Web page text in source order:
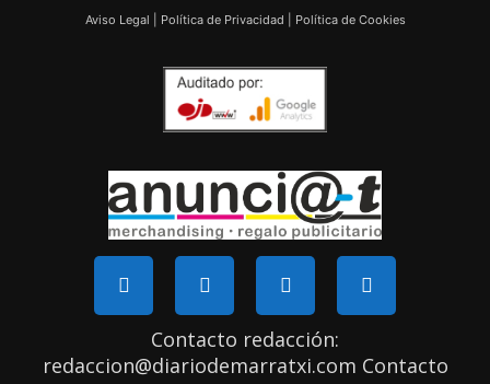
Aviso Legal Política de Privacidad Política de Cookies
Contacto redacción:
redaccion@diariodemarratxi.com Contacto